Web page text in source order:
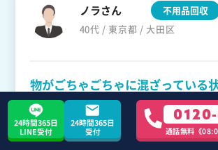
ノラさん
40代 / 東京都 / 大田区
不用品回収
物がごちゃごちゃに混ざっている
めて回収してくれるので助かりま
24時間365日
LINE受付
24時間365日
受付
通話無料《